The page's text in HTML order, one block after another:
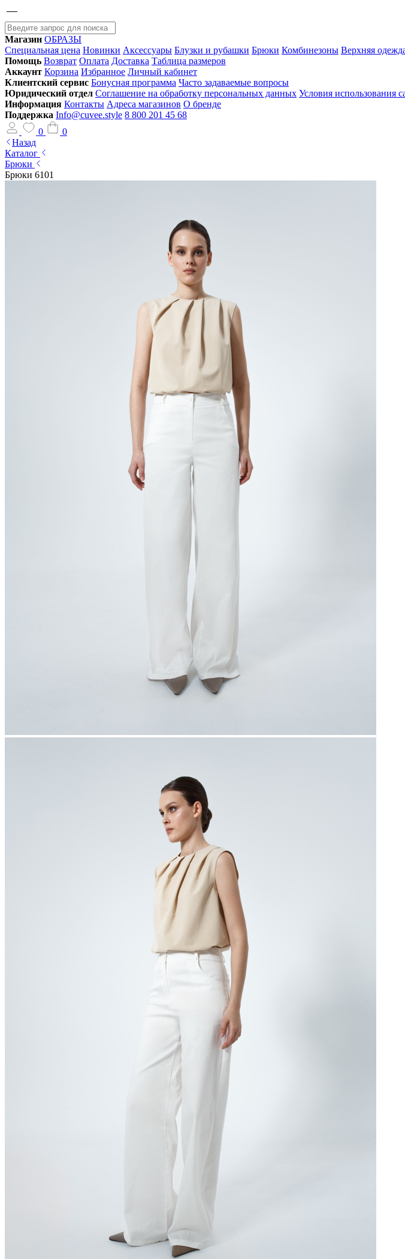
Магазин ОБРАЗЫ
Специальная цена Новинки Аксессуары Блузки и рубашки Брюки Комбинезоны Верхняя
Помощь Возврат Оплата Доставка Таблица размеров
Аккаунт Корзина Избранное Личный кабинет
Клиентский сервис Бонусная программа Часто задаваемые вопросы
Юридический отдел Соглашение на обработку персональных данных Условия использования
Информация Контакты Адреса магазинов О бренде
Поддержка Info@cuvee.style 8 800 201 45 68
0
0
Назад
Каталог
Брюки
Брюки 6101